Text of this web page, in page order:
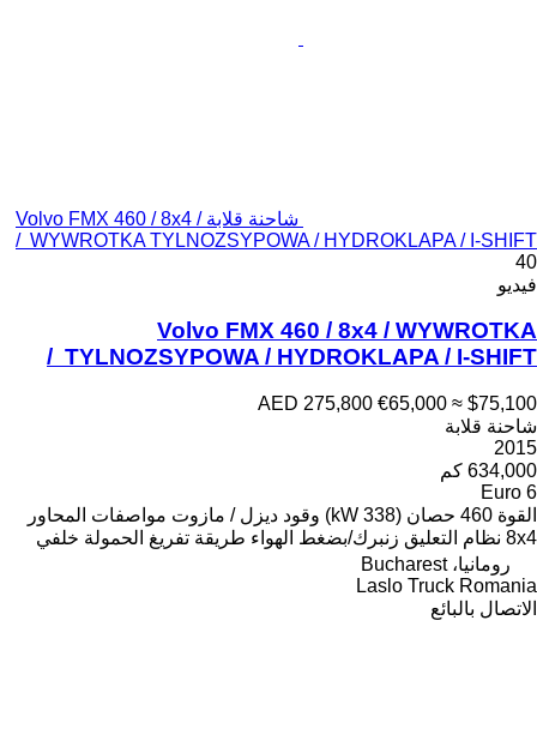
شاحنة قلابة Volvo FMX 460 / 8x4 /
WYWROTKA TYLNOZSYPOWA / HYDROKLAPA / I-SHIFT /
40
فيديو
Volvo FMX 460 / 8x4 / WYWROTKA
TYLNOZSYPOWA / HYDROKLAPA / I-SHIFT /
AED 275,800 €65,000 ≈ $75,100
شاحنة قلابة
2015
634,000 كم
Euro 6
القوة 460 حصان (338 kW) وقود ديزل / مازوت مواصفات المحاور
8x4 نظام التعليق زنبرك/بضغط الهواء طريقة تفريغ الحمولة خلفي
رومانيا، Bucharest
Laslo Truck Romania
الاتصال بالبائع